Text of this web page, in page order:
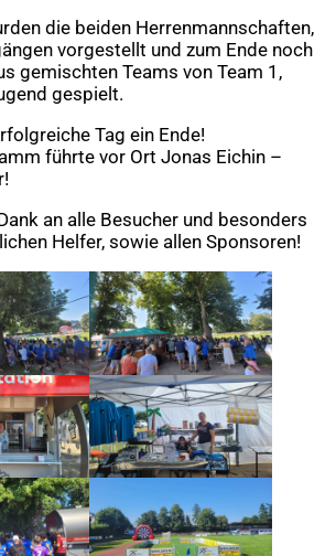
die beiden Herrenmannschaften,
vorgestellt und zum Ende noch
gemischten Teams von Team 1,
gespielt.
Tag ein Ende!
führte vor Ort Jonas Eichin –
an alle Besucher und besonders
Helfer, sowie allen Sponsoren!